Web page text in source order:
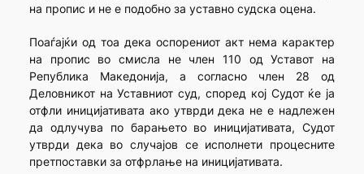
на пропис и не е подобно за уставно судска оцена.
Поаѓајќи од тоа дека оспорениот акт нема карактер
на пропис во смисла не член 110 од Уставот на
Република Македонија, а согласно член 28 од
Деловникот на Уставниот суд, според кој Судот ќе ја
отфли иницијативата ако утврди дека не е надлежен
да одлучува по барањето во иницијативата, Судот
утврди дека во случајов се исполнети процесните
претпоставки за отфрлање на иницијативата.